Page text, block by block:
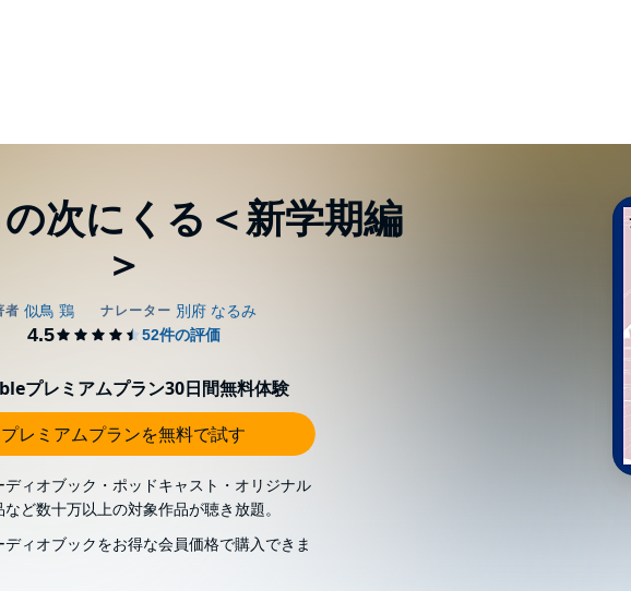
次にくる＜新学期編
＞
プレミアムプラン30日間無料体験
プレミアムプランを無料で試す
ディオブック・ポッドキャスト・オリジナル
など数十万以上の対象作品が聴き放題。
ディオブックをお得な会員価格で購入できま